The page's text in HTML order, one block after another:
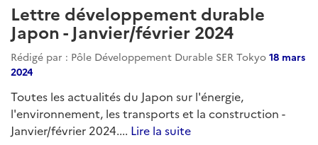
Lettre développement durable
Japon - Janvier/février 2024
Rédigé par : Pôle Développement Durable SER Tokyo 18 mars
2024
Toutes les actualités du Japon sur l'énergie,
l'environnement, les transports et la construction -
Janvier/février 2024.... Lire la suite